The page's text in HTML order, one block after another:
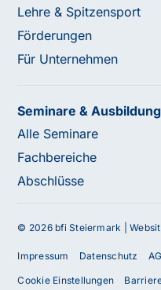
Lehre & Spitzensport
Förderungen
Für Unternehmen
Seminare &
Alle Seminare
Fachbereiche
Abschlüsse
© 2026 bfi Steiermark |
Impressum Datenschutz
Cookie Einstellungen